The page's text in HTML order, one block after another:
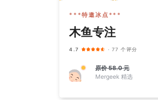
***特邀冰点***
木鱼专注
4.7 · 77 个评分
原价58.0 元
Mergeek 精选